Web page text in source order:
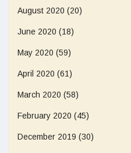
August 2020 (20)
June 2020 (18)
May 2020 (59)
April 2020 (61)
March 2020 (58)
February 2020 (45)
December 2019 (30)